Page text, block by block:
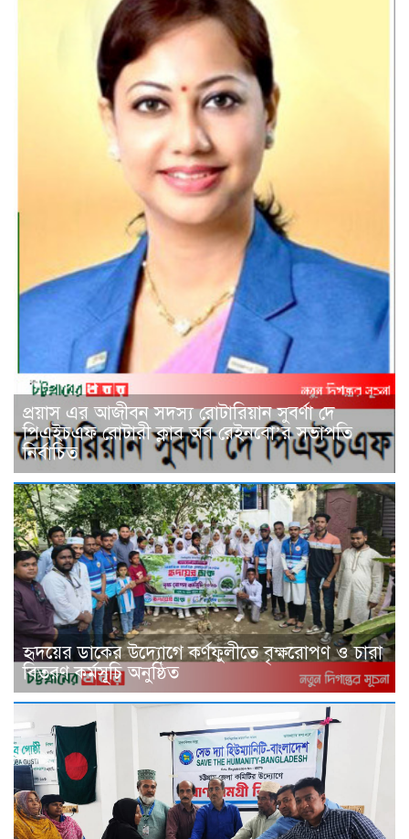
প্রয়াস এর আজীবন সদস্য রোটারিয়ান সুবর্ণা দে
পিএইচএফ রোটারী ক্লাব অব রেইনবো’র সভাপতি
নির্বাচিত
হৃদয়ের ডাকের উদ্যোগে কর্ণফুলীতে বৃক্ষরোপণ ও চারা
বিতরণ কর্মসূচি অনুষ্ঠিত